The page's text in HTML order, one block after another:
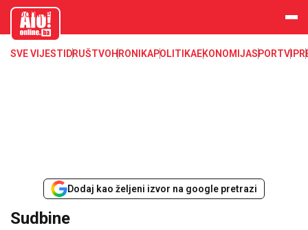
aloonline.b
SVE VIJESTI DRUŠTVOHRONIKAPOLITIKAEKONOMIJASPORTVIP
Dodaj kao željeni izvor na google pretrazi
Sudbine